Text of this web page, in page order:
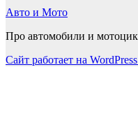
Авто и Мото
Про автомобили и
Сайт работает на WordPress